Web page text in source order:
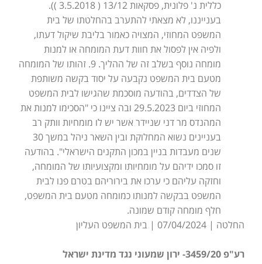
כללית נ' פלונית, פסקאות 13/12 ( 3.5.2018 )).
בענייננו, לא מצאתי להתערב בהחלטתו של בית
המשפט המחוזי, המצויה כאמור בליבת שיקול דעתו,
ולפיה אין לפסול את חוות דעת המומחה או למנות
מומחה נוסף בשלב זה של ההליך. 9. זהותו של המומחה
מטעם בית המשפט נקבעה על יסוד בקשה משותפת
של הצדדים, בהודעה מוסכמת שהגישו לבית המשפט
המחוזי ביום 29.5.2023 ובה ציינו כי "הסכימו למנות את
המהנדס מר דני שניידר אשר יש לו מומחיות וותק רב
בעניינים נשוא המחלוקת ובין השאר ניהל במשך 30
שנים מעבדות בניין במכון התקנים הישראלי". בהודעה
זו סמכו ידיהם על מומחיותו ומקצועיותו של המומחה,
וחזקה עליהם כי ערכו את בירוריהם בטרם פנו לבית
המשפט בבקשה למנותו כמומחה מטעם בית המשפט,
חלף מומחה קודם שמונה.
החלטה | 07/04/2024 | בית המשפט העליון
רע"פ 3459/20- ירון שמעוני נגד מדינת ישראל